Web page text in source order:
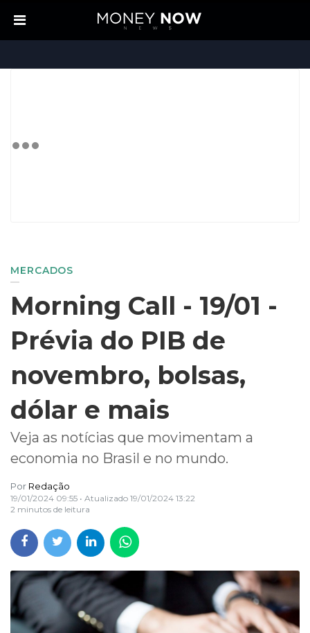
MERCADOS
Morning Call - 19/01 -
Prévia do PIB de
novembro, bolsas,
dólar e mais
Veja as notícias que movimentam a
economia no Brasil e no mundo.
Por Redação
19/01/2024 09:55 • Atualizado 19/01/2024 13:22
2 minutos de leitura